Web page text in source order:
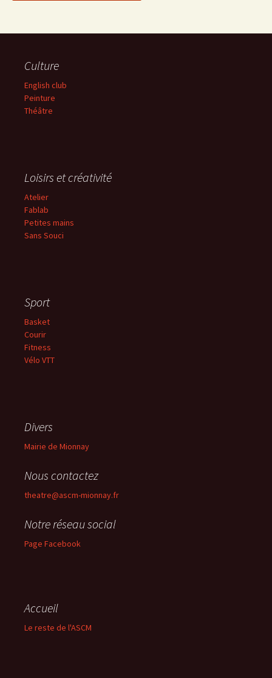
Culture
English club
Peinture
Théâtre
Loisirs et créativité
Atelier
Fablab
Petites mains
Sans Souci
Sport
Basket
Courir
Fitness
Vélo VTT
Divers
Mairie de Mionnay
Nous contactez
theatre@ascm-mionnay.fr
Notre réseau social
Page Facebook
Accueil
Le reste de l'ASCM